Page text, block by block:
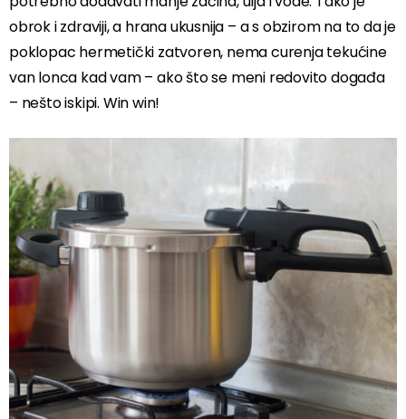
obrok i zdraviji, a hrana ukusnija – a s obzirom na to da je
poklopac hermetički zatvoren, nema curenja tekućine
van lonca kad vam – ako što se meni redovito događa
– nešto iskipi. Win win!